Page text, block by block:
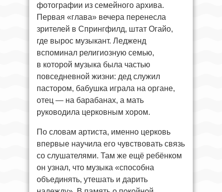
фотографии из семейного архива.
Первая «глава» вечера перенесла
зрителей в Спрингфилд, штат Огайо,
где вырос музыкант. Ледженд
вспоминал религиозную семью,
в которой музыка была частью
повседневной жизни: дед служил
пастором, бабушка играла на органе,
отец — на барабанах, а мать
руководила церковным хором.
По словам артиста, именно церковь
впервые научила его чувствовать связь
со слушателями. Там же ещё ребёнком
он узнал, что музыка «способна
объединять, утешать и дарить